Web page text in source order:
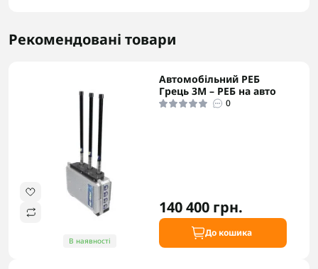
Рекомендовані товари
В наявності
Автомобільний РЕБ
Грець 3M – РЕБ на авто
0
140 400 грн.
До кошика